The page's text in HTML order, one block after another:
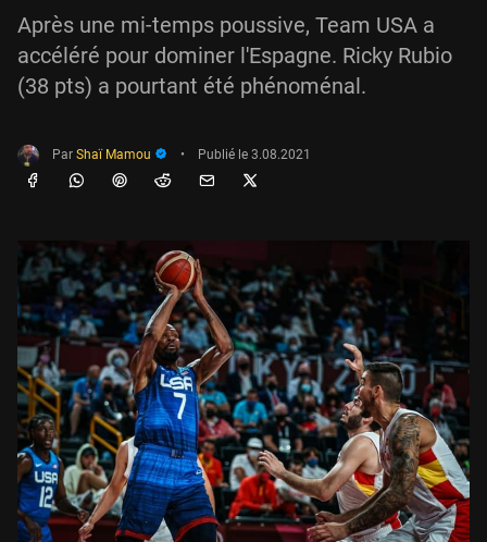
Après une mi-temps poussive, Team USA a
accéléré pour dominer l'Espagne. Ricky Rubio
(38 pts) a pourtant été phénoménal.
Par Shaï Mamou • Publié le 3.08.2021